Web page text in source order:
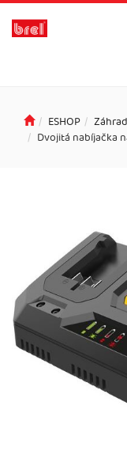
ESHOP
Dvojitá nabíjačka